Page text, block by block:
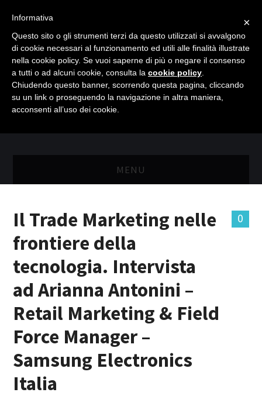
MENU
MASTER MARKETING & RETAIL
SCIENZIATI IN AZIENDA
MASTER IN FOOD & BEVERAGE
GIURISTI IN AZIENDA
0
Il Trade Marketing nelle
frontiere della
tecnologia. Intervista
ad Arianna Antonini –
Retail Marketing & Field
Force Manager –
Samsung Electronics
Italia
×
Informativa
Questo sito o gli strumenti terzi da questo utilizzati si avvalgono
di cookie necessari al funzionamento ed utili alle finalità illustrate
nella cookie policy. Se vuoi saperne di più o negare il consenso
a tutti o ad alcuni cookie, consulta la cookie policy
Chiudendo questo banner, scorrendo questa pagina, cliccando
su un link o proseguendo la navigazione in altra maniera,
acconsenti all’uso dei cookie.